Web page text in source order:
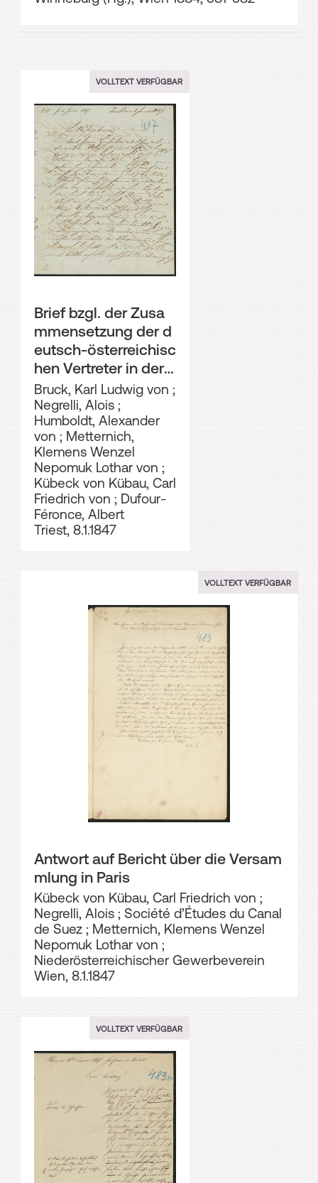
VOLLTEXT VERFÜGBAR
Brief bzgl. der Zusa
mmensetzung der d
eutsch-österreichisc
hen Vertreter in der
Studiengesellschaft
Bruck, Karl Ludwig von ;
Negrelli, Alois;
Humboldt, Alexander
von ; Metternich,
Klemens Wenzel
Nepomuk Lothar von ;
Kübeck von Kübau, Carl
Friedrich von ; Dufour-
Féronce, Albert
Triest, 8.1.1847
VOLLTEXT VERFÜGBAR
Antwort auf Bericht über die Versam
mlung in Paris
Kübeck von Kübau, Carl Friedrich von ;
Negrelli, Alois; Société d’Études du Canal
de Suez; Metternich, Klemens Wenzel
Nepomuk Lothar von ;
Niederösterreichischer Gewerbeverein
Wien, 8.1.1847
VOLLTEXT VERFÜGBAR